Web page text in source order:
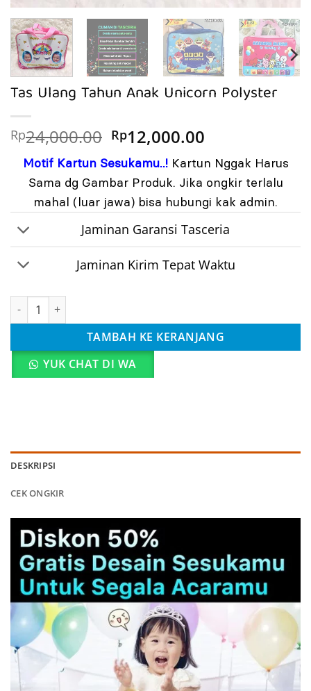
Tas Ulang Tahun Anak Unicorn Polyster
Rp24,000.00 Harga
aslinya
adalah:
Rp24,000.00.
Rp12,000.00
ini
adalah:
Rp12,000.00.
Motif Kartun Sesukamu..!Kartun Nggak Harus
Sama dg Gambar Produk. Jika ongkir terlalu
mahal (luar jawa) bisa hubungi kak admin.
Jaminan Garansi Tasceria
Jaminan Kirim Tepat Waktu
Kuantitas Tas Ulang Tahun Anak Unicorn Polyster
TAMBAH KE KERANJANG
YUK CHAT DI WA
DESKRIPSI
CEK ONGKIR